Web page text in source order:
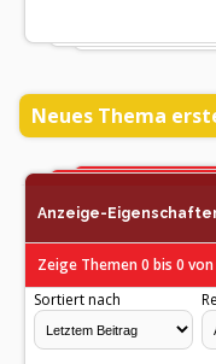
Neues Thema
Anzeige-
Zeige Themen 0 bis 0 von
Sortiert nach